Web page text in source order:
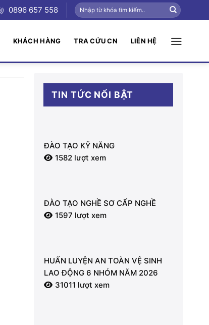
0896 657 558
KHÁCH HÀNG TRA CỨU CN LIÊN HỆ
TIN TỨC NỔI BẬT
ĐÀO TẠO KỸ NĂNG
1582 lượt xem
ĐÀO TẠO NGHỀ SƠ CẤP NGHỀ
1597 lượt xem
HUẤN LUYỆN AN TOÀN VỆ SINH
LAO ĐỘNG 6 NHÓM NĂM 2026
31011 lượt xem